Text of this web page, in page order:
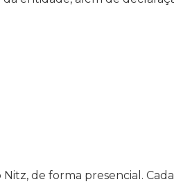
de forma presencial.